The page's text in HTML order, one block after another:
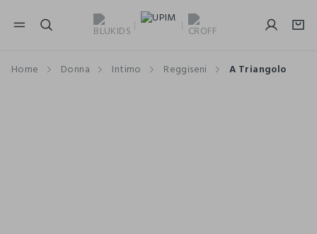
NAVIGATION.ARIA.GOTOMAINCONTENT
Home Donna Intimo Reggiseni A Triangolo